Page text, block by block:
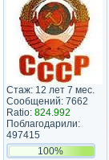
Стаж: 12 лет 7 мес.
Сообщений: 7662
Ratio: 824.992
Поблагодарили:
497415
100%